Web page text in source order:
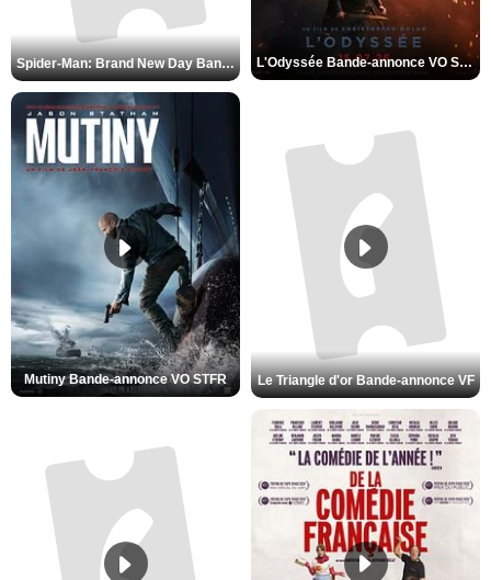
Spider-Man: Brand New Day Bande-annonce VO STFR L'Odyssée Bande-annonce VO STFR
Mutiny Bande-annonce VO STFR Le Triangle d'or Bande-annonce VF